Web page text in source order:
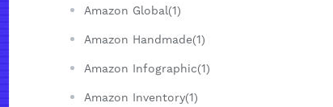
Amazon Global(1)
Amazon Handmade(1)
Amazon Infographic(1)
Amazon Inventory(1)